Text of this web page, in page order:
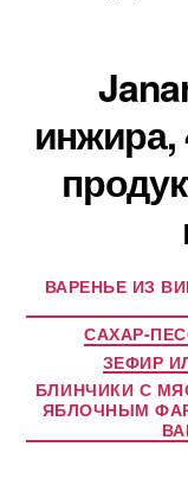
инжира,
ВАРЕНЬЕ ИЗ
САХАР-
ЗЕФИР
БЛИНЧИКИ С
ЯБЛОЧНЫМ